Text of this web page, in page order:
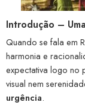
Introdução –
Quando se fala em
harmonia e
expectativa logo no
visual nem
urgência.